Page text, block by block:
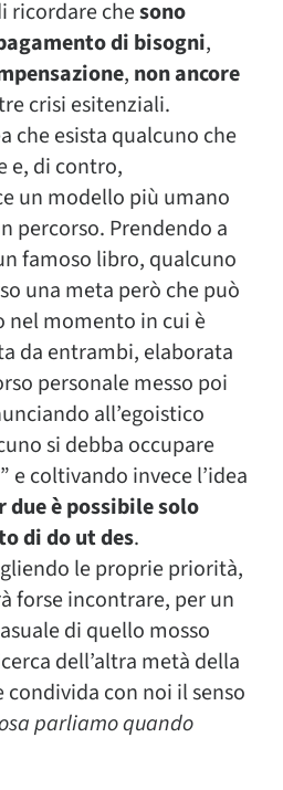
ricordare chesono
di bisogni,
, non ancore
crisi esitenziali.
che esista qualcuno che
e, di contro,
un modello più umano
percorso. Prendendo a
famoso libro, qualcuno
una meta però che può
nel momento in cui è
da entrambi, elaborata
personale messo poi
all’egoistico
si debba occupare
e coltivando invece l’idea
è possibile solo
di do ut des.
le proprie priorità,
forse incontrare, per un
di quello mosso
dell’altra metà della
con noi il senso
parliamo quando